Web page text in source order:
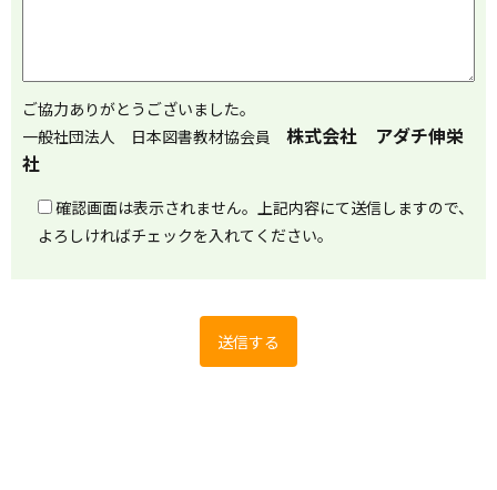
ご協力ありがとうございました。
一般社団法人 日本図書教材協会員 株式会社 アダチ伸栄
社
確認画面は表示されません。上記内容にて送信しますので、
よろしければチェックを入れてください。